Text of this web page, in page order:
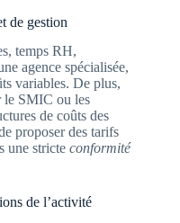
de gestion
temps RH,
agence spécialisée,
variables. De plus,
le SMIC ou les
de coûts des
proposer des tarifs
une stricte conformité
de l’activité